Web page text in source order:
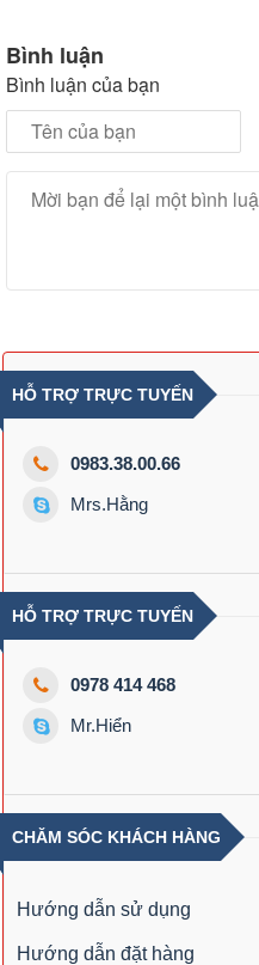
Bình luận
Bình luận của bạn
HỖ TRỢ TRỰC TUYẾN
0983.38.00.66
Mrs.Hằng
HỖ TRỢ TRỰC TUYẾN
0978 414 468
Mr.Hiển
CHĂM SÓC KHÁCH HÀNG
Hướng dẫn sử dụng
Hướng dẫn đặt hàng